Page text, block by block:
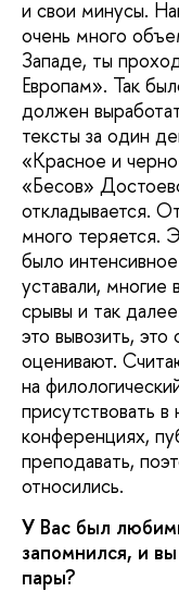
и свои минусы.
очень много
Западе, ты
Европам». Так
должен
тексты за один
«Красное и
«Бесов»
откладывается.
много теряется.
было
уставали, многие
срывы и так
это вывозить,
оценивают.
на
присутствовать в
конференциях,
преподавать,
относились.
У Вас был
запомнился, и
пары?